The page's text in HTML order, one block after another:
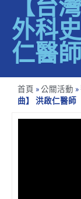
【台
外科
仁醫師
首頁 »公關活動 »
曲】 洪啟仁醫師